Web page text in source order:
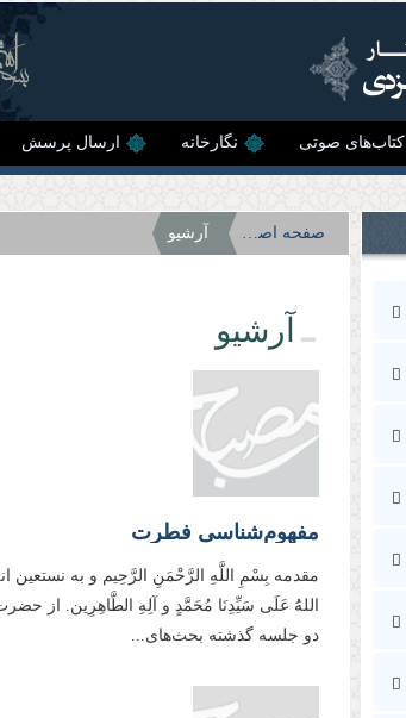
کتاب‌های صوتی نگارخانه ارسال پرسش
صفحه اصلی آرشیو
آرشیو
مفهوم‌شناسی فطرت
مقدمه بِسْمِ اللَّهِ الرَّحْمَنِ الرَّحِيم و به نستعین
اللهَُ عَلَی سَیِّدِنَا مُحَمَّدٍ و آلِهِ الطَّاهِرِین. از
دو جلسه گذشته بحث‌های...